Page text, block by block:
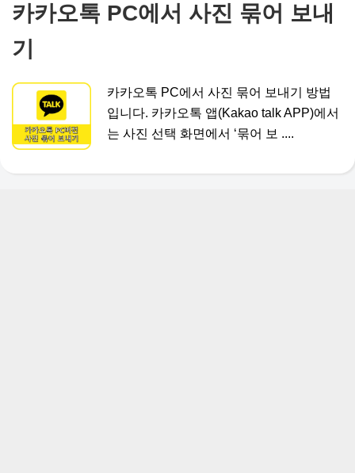
카카오톡 PC에서 사진 묶어 보내
기
카카오톡 PC에서 사진 묶어 보내기 방법
입니다. 카카오톡 앱(Kakao talk APP)에서
는 사진 선택 화면에서 ‘묶어 보 ....